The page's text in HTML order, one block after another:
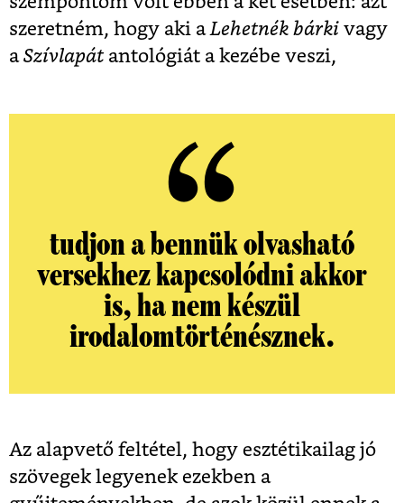
szeretném, hogy aki aLehetnék bárki vagy
aSzívlapátantológiát a kezébe veszi,
tudjon a bennük olvasható
versekhez kapcsolódni akkor
is, ha nem készül
irodalomtörténésznek.
Az alapvető feltétel, hogy esztétikailag jó
szövegek legyenek ezekben a